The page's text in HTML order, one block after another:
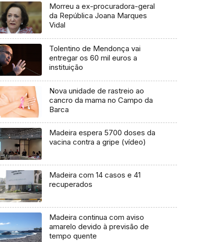
Morreu a ex-procuradora-geral
da República Joana Marques
Vidal
Tolentino de Mendonça vai
entregar os 60 mil euros a
instituição
Nova unidade de rastreio ao
cancro da mama no Campo da
Barca
Madeira espera 5700 doses da
vacina contra a gripe (vídeo)
Madeira com 14 casos e 41
recuperados
Madeira continua com aviso
amarelo devido à previsão de
tempo quente